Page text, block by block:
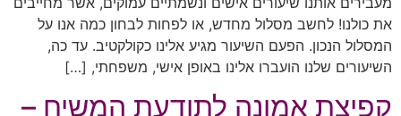
את כולנו! לחשב מסלול מחדש, או לפחות לבחון כמה אנו על
המסלול הנכון. הפעם השיעור מגיע אלינו כקולקטיב. עד כה,
השיעורים שלנו הועברו אלינו באופן אישי, משפחתי, […]
קפיצת אמונה לתודעת המשיח –